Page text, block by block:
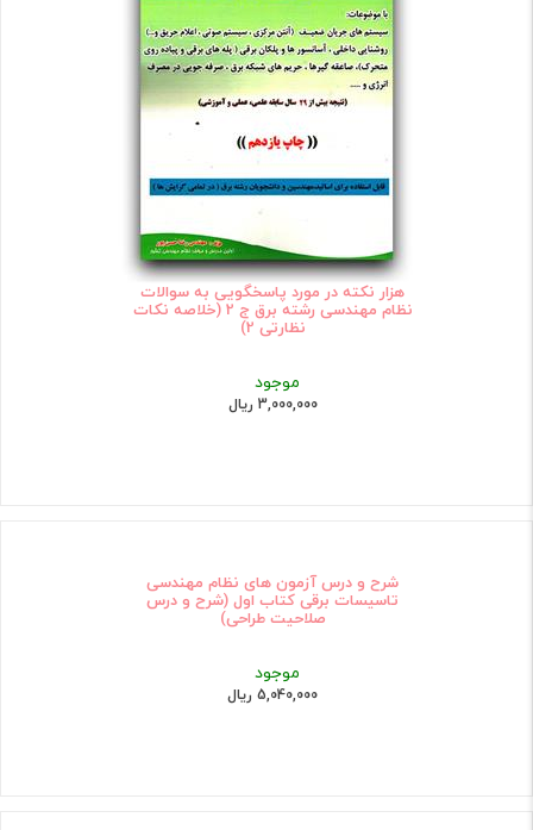
هزار نکته در مورد پاسخگویی به سوالات
نظام مهندسی رشته برق ج 2 (خلاصه نکات
نظارتی 2)
موجود
3,000,000 ریال
شرح و درس آزمون های نظام مهندسی
تاسیسات برقی کتاب اول (شرح و درس
صلاحیت طراحی)
موجود
5,040,000 ریال